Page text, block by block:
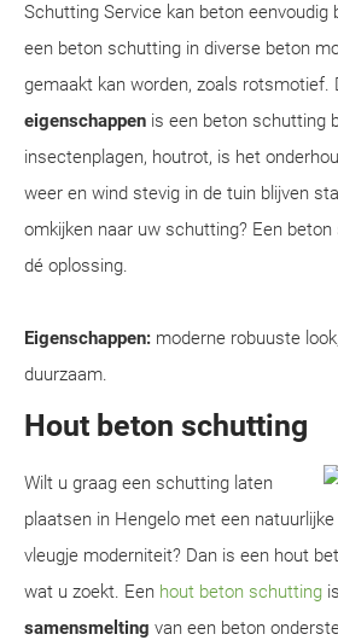
Schutting Service kan beton eenvoudig
een beton schutting in diverse beton
gemaakt kan worden, zoals rotsmotief.
eigenschappen is een beton schutting
insectenplagen, houtrot, is het
weer en wind stevig in de tuin blijven
omkijken naar uw schutting? Een
dé oplossing.
Eigenschappen: moderne robuuste
duurzaam.
Hout beton schutting
Wilt u graag een schutting laten
plaatsen in Hengelo met een
vleugje moderniteit? Dan is een hout
wat u zoekt. Een hout beton schutting
samensmelting van een beton